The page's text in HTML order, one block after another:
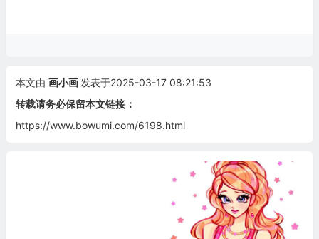
本文由 画小画 发表于2025-03-17 08:21:53
转载请务必保留本文链接：
https://www.bowumi.com/6198.html